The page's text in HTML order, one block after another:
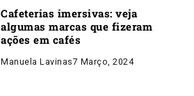
Cafeterias imersivas: veja
algumas marcas que fizeram
ações em cafés
Manuela Lavinas7 Março, 2024